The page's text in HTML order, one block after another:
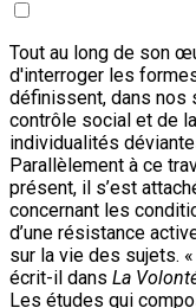
Tout au long de son
d'interroger les
définissent, dans nos
contrôle social et de
individualités
Parallèlement à ce
présent, il s’est
concernant les
d’une résistance
sur la vie des sujets.
écrit-il dans La
Les études qui